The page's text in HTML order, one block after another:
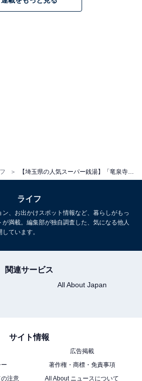
り（400台・高さ制限2.2m）
付 翌1:30）
浴専用施設）
県】1000円以下で楽しめる人気日帰り温
リーズナブルに極上の天然温泉でリラ
ライフ
、お出かけスポット情報など、暮らしがもっ
満載。編集部が独自調査した、気になる他人
ています。
関連サービス
All About Japan
サイト情報
広告掲載
著作権・商標・免責事項
注意
All About ニュースについて